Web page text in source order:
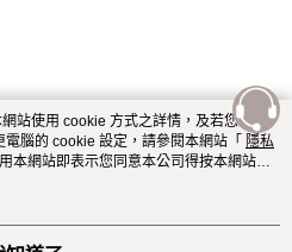
站使用 cookie 方式之詳情，及若您不希
腦的 cookie 設定，請參閱本網站「 隱私
本網站即表示您同意本公司得按本網站使